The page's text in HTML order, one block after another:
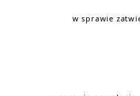
w sprawie